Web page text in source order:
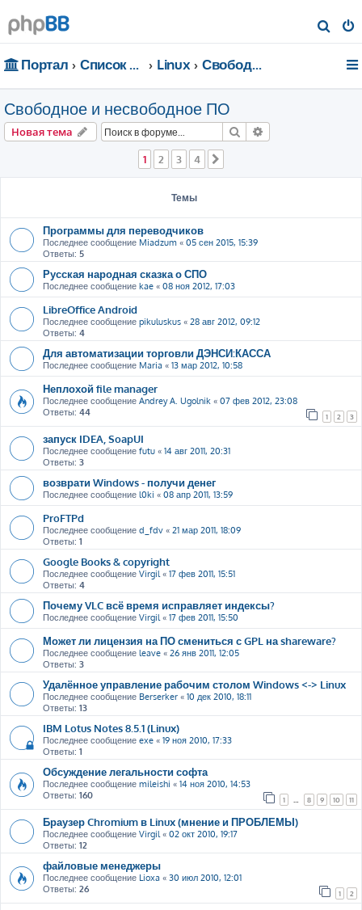
о
Портал Список форумов Linux Свободное и несвободное ПО
Свободное и несвободное ПО
Новая тема Поиск
1 2 3 4
Темы
Программы для переводчиков
Последнее сообщение Miadzum « 05 сен 2015, 15:39
Ответы: 5
Русская народная сказка о СПО
Последнее сообщение kae « 08 ноя 2012, 17:03
LibreOffice Android
Последнее сообщение pikuluskus « 28 авг 2012, 09:12
Ответы: 4
Для автоматизации торговли ДЭНСИ:КАССА
Последнее сообщение Maria « 13 мар 2012, 10:58
Неплохой file manager
Последнее сообщение Andrey A. Ugolnik « 07 фев 2012, 23:08
Ответы: 44 1 2 3
запуск IDEA, SoapUI
Последнее сообщение futu « 14 авг 2011, 20:31
Ответы: 3
возврати Windows - получи денег
Последнее сообщение l0ki « 08 апр 2011, 13:59
ProFTPd
Последнее сообщение d_fdv « 21 мар 2011, 18:09
Ответы: 1
Google Books & copyright
Последнее сообщение Virgil« 17 фев 2011, 15:51
Ответы: 4
Почему VLC всё время исправляет индексы?
Последнее сообщение Virgil« 17 фев 2011, 15:50
Может ли лицензия на ПО смениться с GPL на shareware?
Последнее сообщение leave « 26 янв 2011, 12:05
Ответы: 3
Удалённое управление рабочим столом Windows <-> Linux
Последнее сообщение Berserker « 10 дек 2010, 18:11
Ответы: 13
IBM Lotus Notes 8.5.1 (Linux)
Последнее сообщение exe « 19 ноя 2010, 17:33
Ответы: 1
Обсуждение легальности софта
Последнее сообщение mileishi « 14 ноя 2010, 14:53
Ответы: 160 1 8 9 10 11
Браузер Chromium в Linux (мнение и ПРОБЛЕМЫ)
Последнее сообщение Virgil« 02 окт 2010, 19:17
Ответы: 12
файловые менеджеры
Последнее сообщение Lioxa « 30 июл 2010, 12:01
Ответы: 26 1 2